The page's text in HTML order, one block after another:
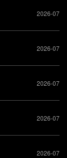
2026-07
2026-07
2026-07
2026-07
2026-07